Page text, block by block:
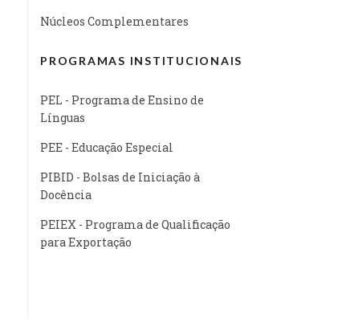
Núcleos Complementares
PROGRAMAS INSTITUCIONAIS
PEL - Programa de Ensino de
Línguas
PEE - Educação Especial
PIBID - Bolsas de Iniciação à
Docência
PEIEX - Programa de Qualificação
para Exportação